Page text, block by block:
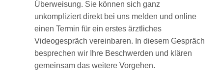
Überweisung. Sie können sich ganz
unkompliziert direkt bei uns melden und online
einen Termin für ein erstes ärztliches
Videogespräch vereinbaren. In diesem Gespräch
besprechen wir Ihre Beschwerden und klären
gemeinsam das weitere Vorgehen.